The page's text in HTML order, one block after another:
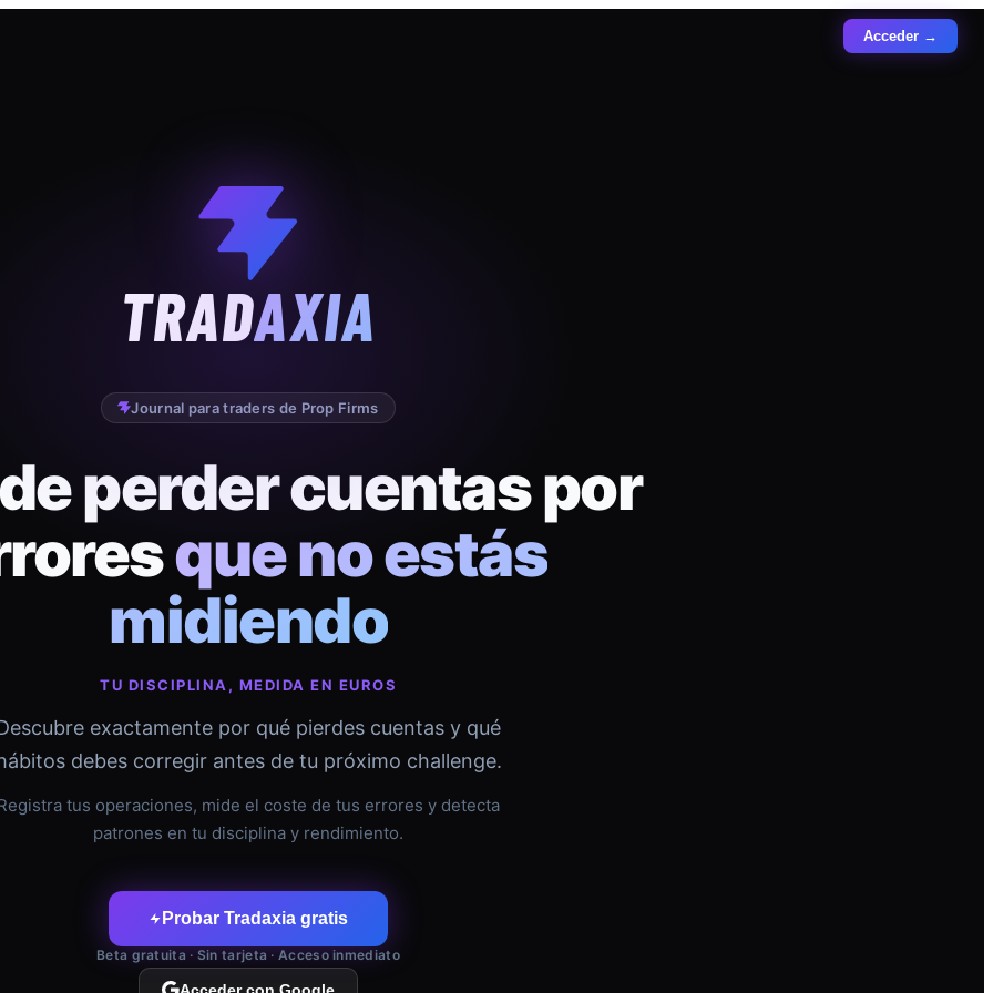
Acceder →
TRADAXIA
Journal para traders de Prop Firms
perder cuentas por
que no estás
midiendo
TU DISCIPLINA, MEDIDA EN EUROS
exactamente por qué pierdes cuentas y qué
debes corregir antes de tu próximo challenge.
tus operaciones, mide el coste de tus errores y detecta
patrones en tu disciplina y rendimiento.
Probar Tradaxia gratis
Beta gratuita · Sin tarjeta · Acceso inmediato